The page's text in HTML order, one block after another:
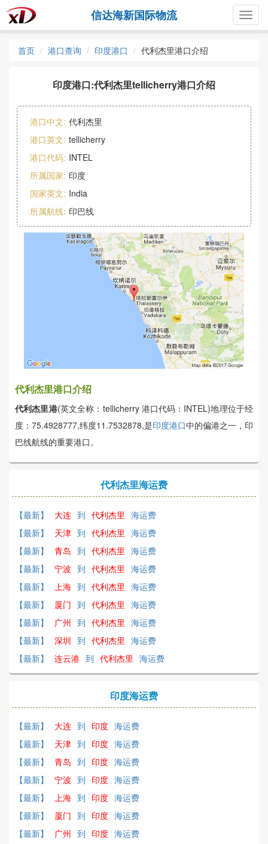
信达海新国际物流
首页 港口查询 印度港口 代利杰里港口介绍
印度港口:代利杰里tellicherry港口介绍
港口中文: 代利杰里
港口英文: tellicherry
港口代码: INTEL
所属国家: 印度
国家英文: India
所属航线: 印巴线
代利杰里港口介绍
代利杰里港(英文全称：tellicherry 港口代码：INTEL)地理位于经
度：75.4928777,纬度11.7532878,是印度港口中的偏港之一，印
巴线航线的重要港口。
代利杰里海运费
【最新】 大连 到 代利杰里 海运费
【最新】
天津 到 代利杰里 海运费
【最新】
青岛 到 代利杰里 海运费
【最新】
宁波 到 代利杰里 海运费
【最新】
上海 到 代利杰里 海运费
【最新】
厦门 到 代利杰里 海运费
【最新】
广州 到 代利杰里 海运费
【最新】
深圳 到 代利杰里 海运费
【最新】
连云港 到 代利杰里 海运费
印度海运费
【最新】 大连 到 印度 海运费
【最新】
天津 到 印度 海运费
【最新】
青岛 到 印度 海运费
【最新】
宁波 到 印度 海运费
【最新】
上海 到 印度 海运费
【最新】
厦门 到 印度 海运费
【最新】
广州 到 印度 海运费